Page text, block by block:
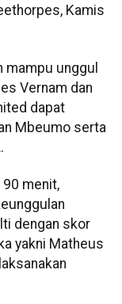
Kamis
mampu unggul
Vernam dan
dapat
Mbeumo serta
menit,
dengan skor
yakni Matheus